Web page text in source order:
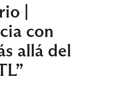
|
con
allá del